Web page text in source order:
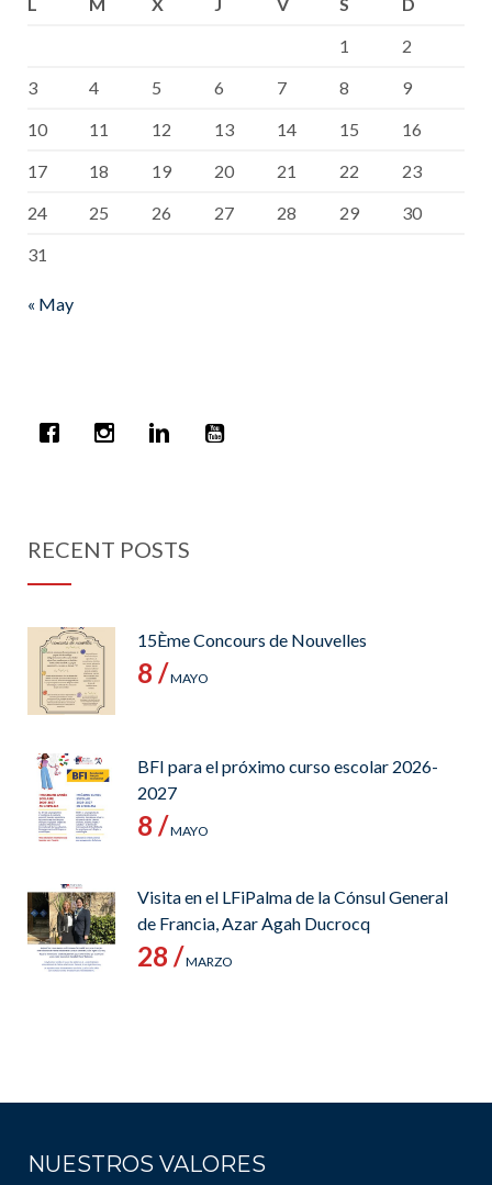
1
2
3
4 5 6 7 8
9
10
11 12 13 14 15
16
17
18 19 20 21 22
23
24
25 26 27 28 29
30
31
« May
RECENT POSTS
15Ème Concours de Nouvelles
8 /MAYO
BFI para el próximo curso escolar 2026-
2027
8 /MAYO
Visita en el LFiPalma de la Cónsul General
de Francia, Azar Agah Ducrocq
28 /MARZO
NUESTROS VALORES